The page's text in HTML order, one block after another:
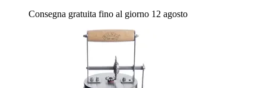
Consegna gratuita fino al giorno 12 agosto